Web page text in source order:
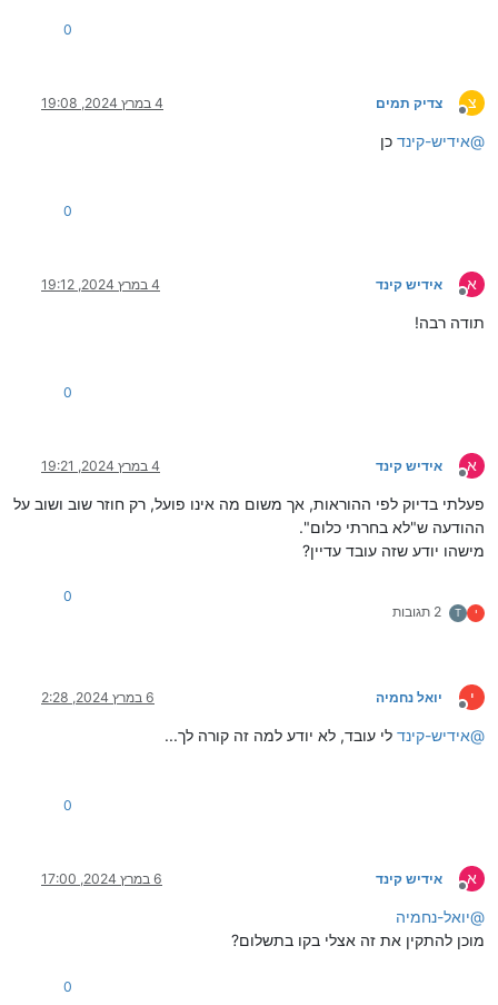
0
צ
מנותק
צדיק תמים 4 במרץ 2024, 19:08
@אידיש-קינד כן
0
א
מנותק
אידיש קינד 4 במרץ 2024, 19:12
תודה רבה!
0
א
מנותק
אידיש קינד 4 במרץ 2024, 19:21
פעלתי בדיוק לפי ההוראות, אך משום מה אינו פועל, רק חוזר שוב ושוב על
ההודעה ש"לא בחרתי כלום".
מישהו יודע שזה עובד עדיין?
י T 2 תגובות
0
י
מנותק
יואל נחמיה 6 במרץ 2024, 2:28
@אידיש-קינד לי עובד, לא יודע למה זה קורה לך...
0
א
מנותק
אידיש קינד 6 במרץ 2024, 17:00
@יואל-נחמיה
מוכן להתקין את זה אצלי בקו בתשלום?
0